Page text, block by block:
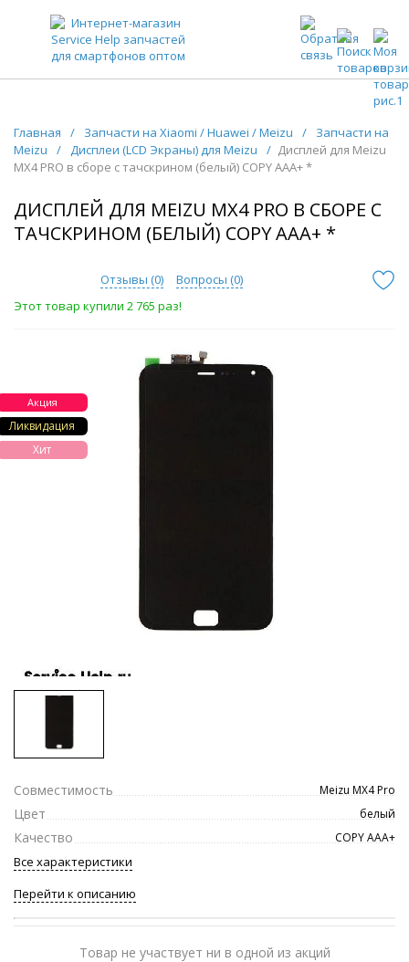
ЗАПЧАСТИ ДЛЯ ТЕЛЕФОНОВ ОПТОМ
Главная / Запчасти на Xiaomi / Huawei / Meizu /
Запчасти на
Meizu
/ Дисплеи (LCD Экраны) для Meizu / Дисплей для Meizu
MX4 PRO в сборе с тачскрином (белый) COPY AAA+ *
ДИСПЛЕЙ ДЛЯ MEIZU MX4 PRO В СБОРЕ С
ТАЧСКРИНОМ (БЕЛЫЙ) COPY AAA+ *
Отзывы (0) Вопросы (0)
Этот товар купили 2 765 раз!
Акция
Ликвидация
Хит
Совместимость Meizu MX4 Pro
Цвет белый
Качество COPY ААА+
Все характеристики
Перейти к описанию
Товар не участвует ни в одной из акций